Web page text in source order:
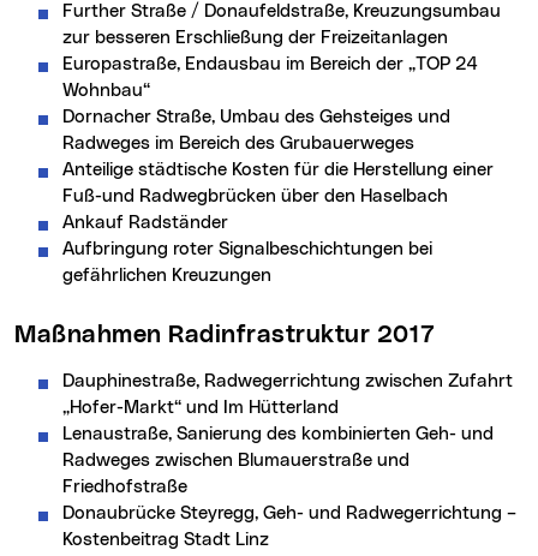
Further Straße / Donaufeldstraße, Kreuzungsumbau
zur besseren Erschließung der Freizeitanlagen
Europastraße, Endausbau im Bereich der „TOP 24
Wohnbau“
Dornacher Straße, Umbau des Gehsteiges und
Radweges im Bereich des Grubauerweges
Anteilige städtische Kosten für die Herstellung einer
Fuß-und Radwegbrücken über den Haselbach
Ankauf Radständer
Aufbringung roter Signalbeschichtungen bei
gefährlichen Kreuzungen
Maßnahmen Radinfrastruktur 2017
Dauphinestraße, Radwegerrichtung zwischen Zufahrt
„Hofer-Markt“ und Im Hütterland
Lenaustraße, Sanierung des kombinierten Geh- und
Radweges zwischen Blumauerstraße und
Friedhofstraße
Donaubrücke Steyregg, Geh- und Radwegerrichtung –
Kostenbeitrag Stadt Linz